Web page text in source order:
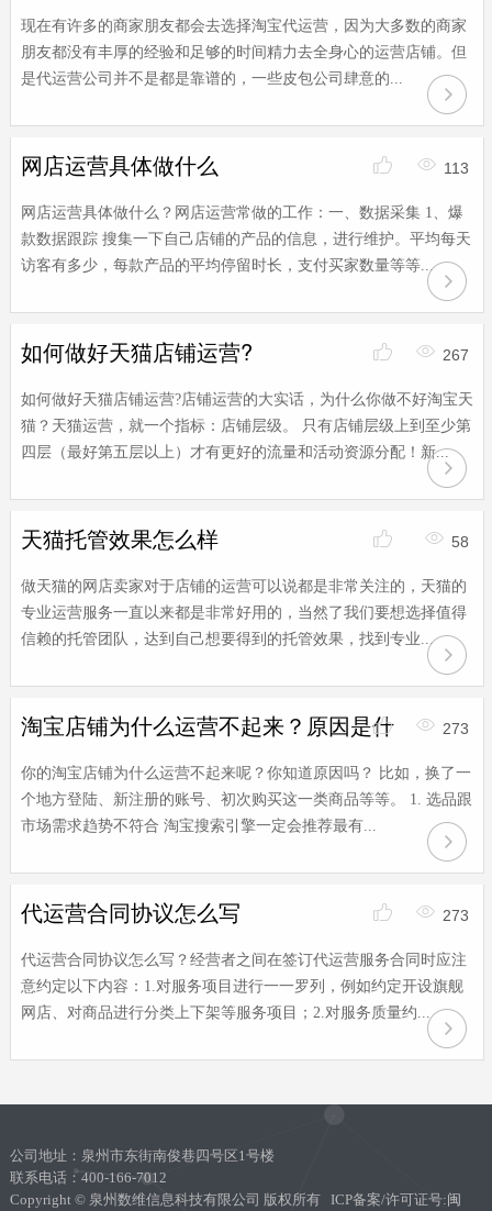
现在有许多的商家朋友都会去选择淘宝代运营，因为大多数的商家
朋友都没有丰厚的经验和足够的时间精力去全身心的运营店铺。但
是代运营公司并不是都是靠谱的，一些皮包公司肆意的...
网店运营具体做什么
网店运营具体做什么？网店运营常做的工作：一、数据采集 1、爆
款数据跟踪 搜集一下自己店铺的产品的信息，进行维护。平均每天
访客有多少，每款产品的平均停留时长，支付买家数量等等...
113
如何做好天猫店铺运营?
如何做好天猫店铺运营?店铺运营的大实话，为什么你做不好淘宝天
猫？天猫运营，就一个指标：店铺层级。 只有店铺层级上到至少第
四层（最好第五层以上）才有更好的流量和活动资源分配！新...
267
天猫托管效果怎么样
做天猫的网店卖家对于店铺的运营可以说都是非常关注的，天猫的
专业运营服务一直以来都是非常好用的，当然了我们要想选择值得
信赖的托管团队，达到自己想要得到的托管效果，找到专业...
58
淘宝店铺为什么运营不起来？原因是什
你的淘宝店铺为什么运营不起来呢？你知道原因吗？ 比如，换了一
个地方登陆、新注册的账号、初次购买这一类商品等等。 1. 选品跟
市场需求趋势不符合 淘宝搜索引擎一定会推荐最有...
273
代运营合同协议怎么写
代运营合同协议怎么写？经营者之间在签订代运营服务合同时应注
意约定以下内容：1.对服务项目进行一一罗列，例如约定开设旗舰
网店、对商品进行分类上下架等服务项目；2.对服务质量约...
273
公司地址：泉州市东街南俊巷四号区1号楼
联系电话：400-166-7012
Copyright © 泉州数维信息科技有限公司 版权所有 ICP备案/许可证号:闽